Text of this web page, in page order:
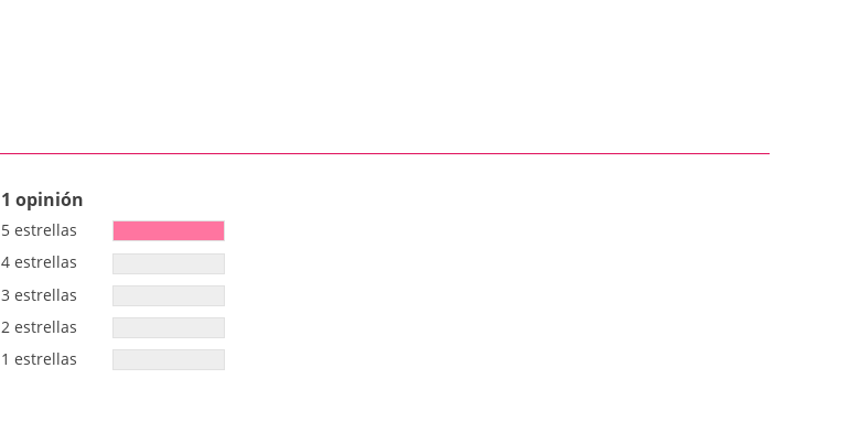
1 opinión
5 estrellas
4 estrellas
3 estrellas
2 estrellas
1 estrellas